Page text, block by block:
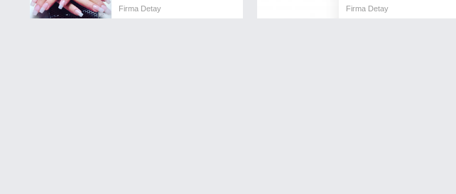
Firma Detay Firma Detay